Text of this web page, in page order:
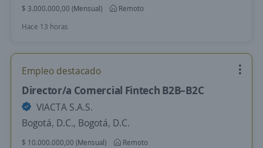
$ 3.000.000,00 (Mensual)
Remoto
Hace 13 horas
Empleo destacado
Director/a Comercial Fintech B2B–B2C
VIACTA S.A.S.
Bogotá, D.C., Bogotá, D.C.
$ 10.000.000,00 (Mensual)
Remoto